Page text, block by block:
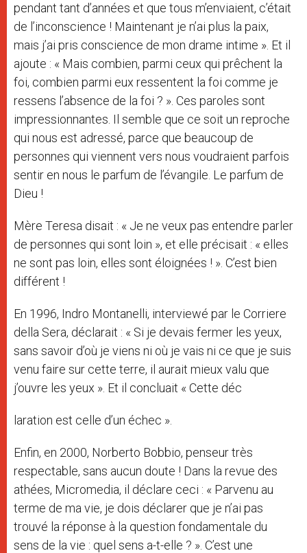
pendant tant d’années et que tous m’enviaient, c’était
de l’inconscience ! Maintenant je n’ai plus la paix,
mais j’ai pris conscience de mon drame intime ». Et il
ajoute : « Mais combien, parmi ceux qui prêchent la
foi, combien parmi eux ressentent la foi comme je
ressens l’absence de la foi ? ». Ces paroles sont
impressionnantes. Il semble que ce soit un reproche
qui nous est adressé, parce que beaucoup de
personnes qui viennent vers nous voudraient parfois
sentir en nous le parfum de l’évangile. Le parfum de
Dieu !
Mère Teresa disait : « Je ne veux pas entendre parler
de personnes qui sont loin », et elle précisait : « elles
ne sont pas loin, elles sont éloignées ! ». C’est bien
différent !
En 1996, Indro Montanelli, interviewé par le Corriere
della Sera, déclarait : « Si je devais fermer les yeux,
sans savoir d’où je viens ni où je vais ni ce que je suis
venu faire sur cette terre, il aurait mieux valu que
j’ouvre les yeux ». Et il concluait « Cette déc
laration est celle d’un échec ».
Enfin, en 2000, Norberto Bobbio, penseur très
respectable, sans aucun doute ! Dans la revue des
athées, Micromedia, il déclare ceci : « Parvenu au
terme de ma vie, je dois déclarer que je n’ai pas
trouvé la réponse à la question fondamentale du
sens de la vie : quel sens a-t-elle ? ». C’est une